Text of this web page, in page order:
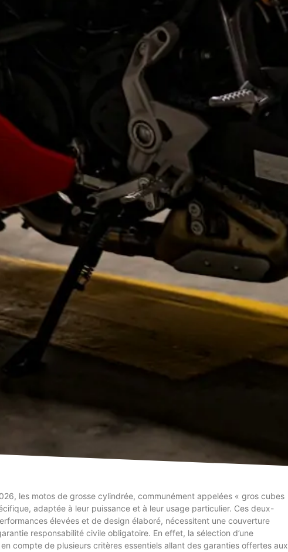
les motos de grosse cylindrée, communément appelées « gros cubes
adaptée à leur puissance et à leur usage particulier. Ces deux-
élevées et de design élaboré, nécessitent une couverture
responsabilité civile obligatoire. En effet, la sélection d’une
compte de plusieurs critères essentiels allant des garanties offertes aux